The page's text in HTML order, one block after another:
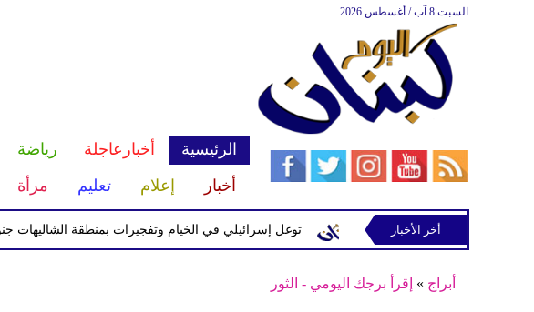
السبت 8 آب / أغسطس 2026
الرئيسية أخبارعاجلة رياضة
أخبار
إعلام تعليم مرأة
توغل إسرائيلي في الخيام وتفجيرات بمنطقة الشاليهات جنوب لبنان في رب ثلاثين
أخر الأخبار
أبراج » إقرأ برجك اليومي - الثور